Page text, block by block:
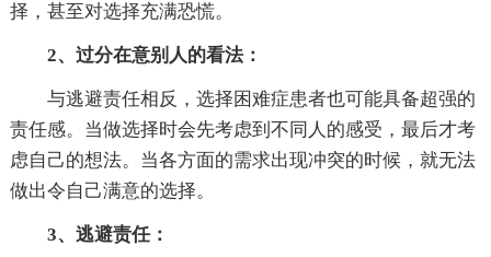
择，甚至对选择充满恐慌。
2、过分在意别人的看法：
与逃避责任相反，选择困难症患者也可能具备超强的
责任感。当做选择时会先考虑到不同人的感受，最后才考
虑自己的想法。当各方面的需求出现冲突的时候，就无法
做出令自己满意的选择。
3、逃避责任：